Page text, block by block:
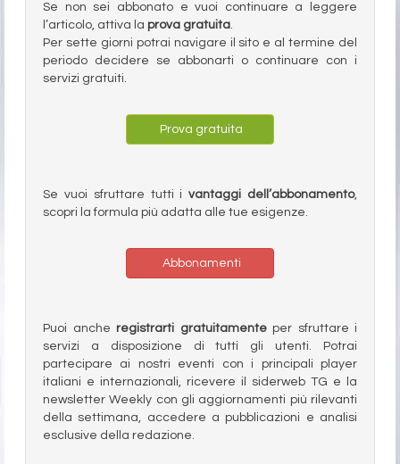
Se non sei abbonato e vuoi continuare a leggere
l’articolo, attiva la prova gratuita.
Per sette giorni potrai navigare il sito e al termine del
periodo decidere se abbonarti o continuare con i
servizi gratuiti.
Prova gratuita
Se vuoi sfruttare tutti ivantaggi dell’abbonamento,
scopri la formula più adatta alle tue esigenze.
Abbonamenti
Puoi anche registrarti gratuitamenteper sfruttare i
servizi a disposizione di tutti gli utenti. Potrai
partecipare ai nostri eventi con i principali player
italiani e internazionali, ricevere il siderweb TG e la
newsletter Weekly con gli aggiornamenti più rilevanti
della settimana, accedere a pubblicazioni e analisi
esclusive della redazione.